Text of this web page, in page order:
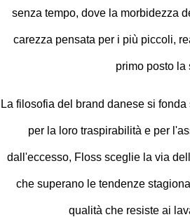
senza tempo, dove la morbidezza
carezza pensata per i più piccoli,
primo posto la
La filosofia del brand danese si fonda
per la loro traspirabilità e per
dall'eccesso, Floss sceglie la via
che superano le tendenze
qualità che resiste ai